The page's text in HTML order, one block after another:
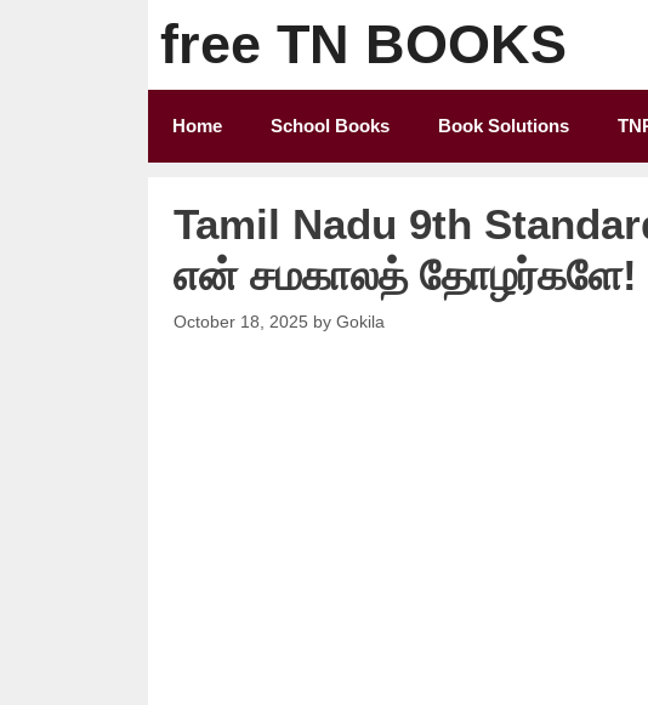
free TN BOOKS
Home School Books Book Solutions
Tamil Nadu 9th
என் சமகாலத் தாேழர்களே!
October 18, 2025 by Gokila